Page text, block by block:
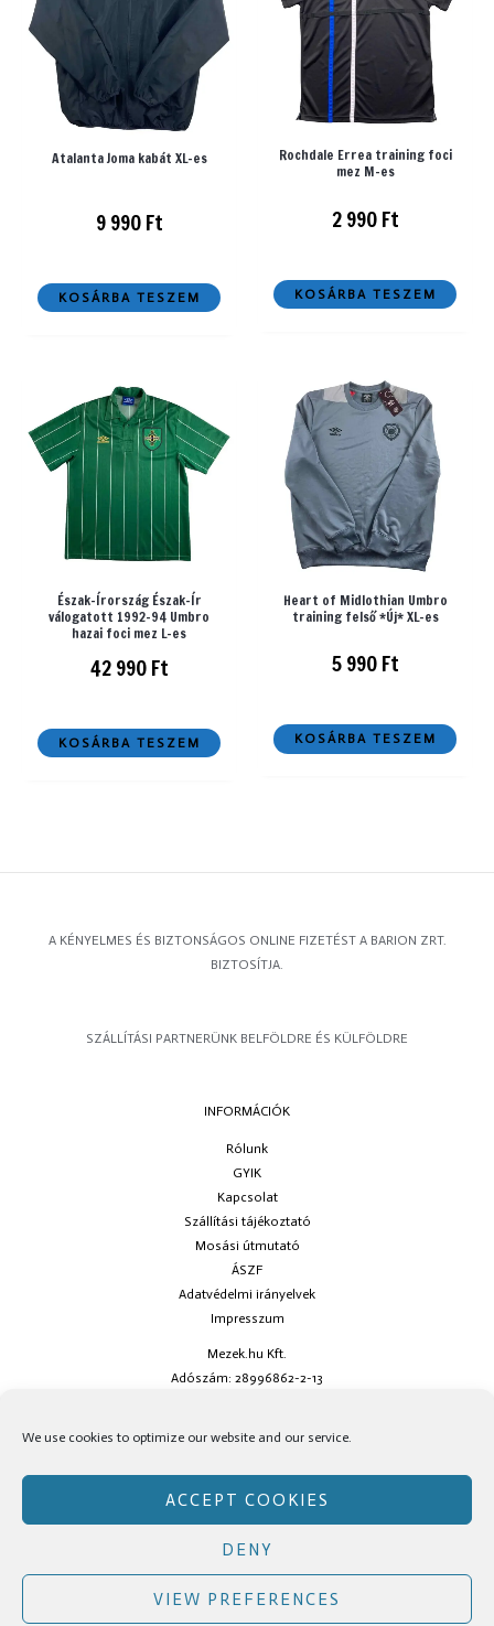
We use cookies to optimize our website and our service.
ACCEPT COOKIES
DENY
VIEW PREFERENCES
Atalanta Joma kabát XL-es
9 990Ft
KOSÁRBA TESZEM
Rochdale Errea training foci
mez M-es
2 990Ft
KOSÁRBA TESZEM
Észak-Írország Észak-Ír
válogatott 1992-94 Umbro
hazai foci mez L-es
42 990Ft
KOSÁRBA TESZEM
Heart of Midlothian Umbro
training felső *Új* XL-es
5 990Ft
KOSÁRBA TESZEM
A KÉNYELMES ÉS BIZTONSÁGOS ONLINE FIZETÉST A BARION ZRT.
BIZTOSÍTJA.
SZÁLLÍTÁSI PARTNERÜNK BELFÖLDRE ÉS KÜLFÖLDRE
INFORMÁCIÓK
Rólunk
GYIK
Kapcsolat
Szállítási tájékoztató
Mosási útmutató
ÁSZF
Adatvédelmi irányelvek
Impresszum
Mezek.hu Kft.
Adószám: 28996862-2-13
social oldalainkon!
Copyright © Mezek.hu 2026 Mezek.hu
Facebook Instagram